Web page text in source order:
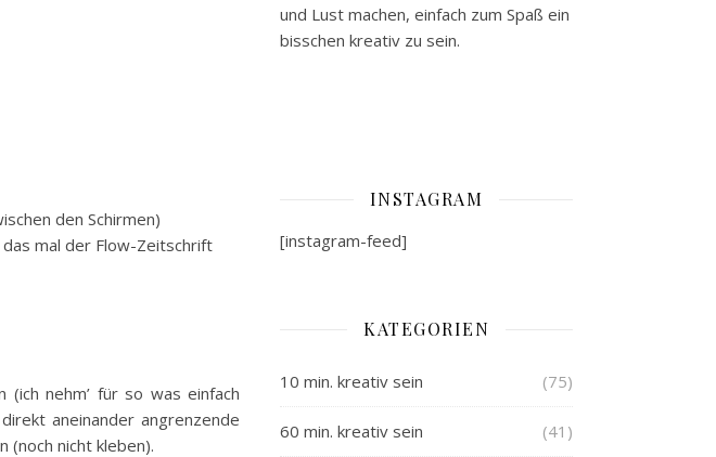
den Schirmen)
mal der Flow-Zeitschrift
nehm’ für so was einfach
aneinander angrenzende
(noch nicht kleben).
und Lust machen, einfach zum Spaß ein
bisschen kreativ zu sein.
INSTAGRAM
[instagram-feed]
KATEGORIEN
10 min. kreativ sein (75)
60 min. kreativ sein (41)